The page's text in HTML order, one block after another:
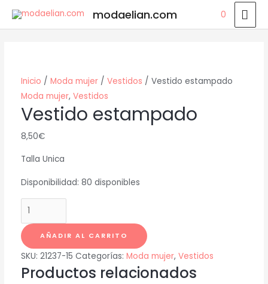
modaelian.com 0
Inicio / Moda mujer/ Vestidos / Vestido estampado
Moda mujer, Vestidos
Vestido estampado
8,50€
Talla Unica
Disponibilidad: 80 disponibles
Vestido
cantidadAÑADIR AL CARRITO
SKU: 21237-15 Categorías: Moda mujer, Vestidos
Productos relacionados